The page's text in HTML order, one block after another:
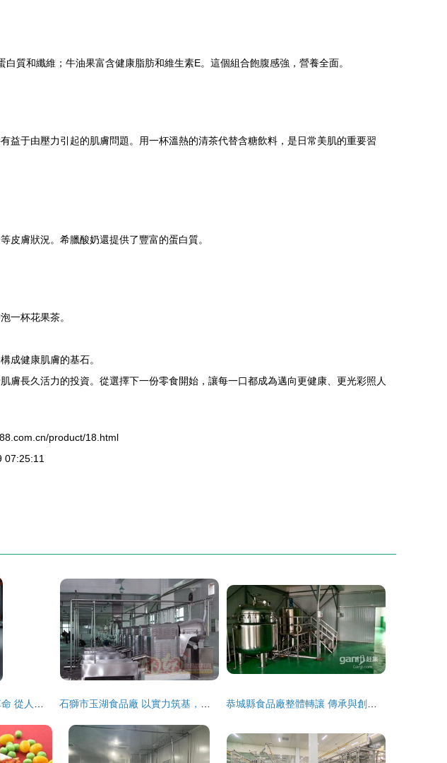
質和纖維；牛油果富含健康脂肪和維生素E。這個組合飽腹感強，營養全面。
益于由壓力引起的肌膚問題。用一杯溫熱的清茶代替含糖飲料，是日常美肌的重要習
皮膚狀況。希臘酸奶還提供了豐富的蛋白質。
一杯花果茶。
成健康肌膚的基石。
長久活力的投資。從選擇下一份零食開始，讓每一口都成為邁向更健康、更光彩照人
product/18.html
07:25:11